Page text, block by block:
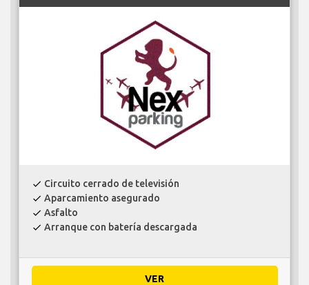
check Circuito cerrado de televisión
check Aparcamiento asegurado
check Asfalto
check Arranque con batería descargada
VER